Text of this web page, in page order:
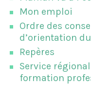
Mon emploi
Ordre des
d’orientation
Repères
Service
formation